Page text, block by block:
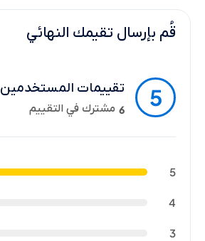
قُم بإرسال تقيمك النهائي
5 تقييمات المستخدمين
6 مشترك في التقييم
5
4
3